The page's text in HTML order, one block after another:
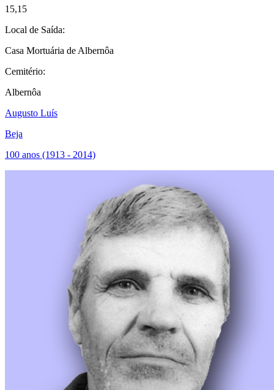
15,15
Local de Saída:
Casa Mortuária de Albernôa
Cemitério:
Albernôa
Augusto Luís
Beja
100 anos (1913 - 2014)